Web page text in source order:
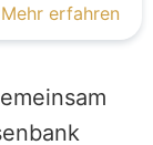
erfahren